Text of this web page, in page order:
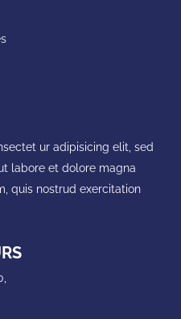
ur adipisicing elit, sed
labore et dolore magna
quis nostrud exercitation